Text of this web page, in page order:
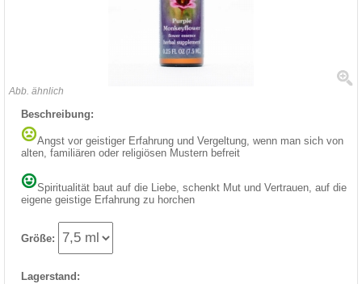
Abb. ähnlich
Beschreibung:
Angst vor geistiger Erfahrung und Vergeltung, wenn man sich von
alten, familiären oder religiösen Mustern befreit
Spiritualität baut auf die Liebe, schenkt Mut und Vertrauen, auf die
eigene geistige Erfahrung zu horchen
Größe:
Lagerstand: